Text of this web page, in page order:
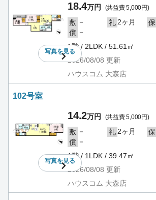
写真を見る
18.4万円 (共益費 5,000円)
敷 － 礼2ヶ月 保
償 －
1階 / 2LDK / 51.61㎡
2026/08/08 更新
ハウスコム 大森店
102号室
写真を見る
14.2万円 (共益費 5,000円)
敷 － 礼2ヶ月 保
償 －
1階 / 1LDK / 39.47㎡
2026/08/08 更新
ハウスコム 大森店